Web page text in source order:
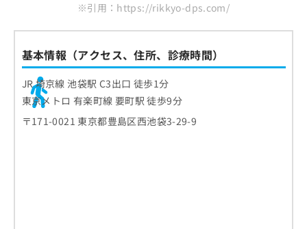
※引用：https://rikkyo-dps.com/
基本情報（アクセス、住所、診療時間）
JR 埼京線 池袋駅 C3出口 徒歩1分
東京メトロ 有楽町線 要町駅 徒歩9分
〒171-0021 東京都豊島区西池袋3-29-9